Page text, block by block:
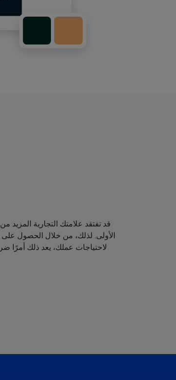
قد تفتقد علامتك التجارية المزيد
الأولى. لذلك، من خلال الحصول
لاحتياجات عملك، يعد ذلك أمرًا